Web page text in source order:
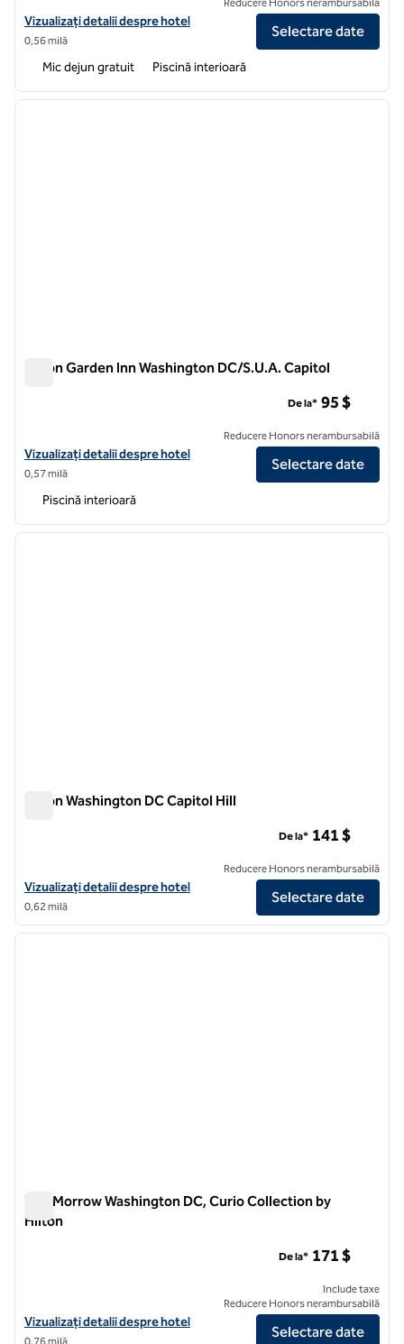
Vizualizați detaliile hotelului pentru Embassy Suites by Hilton
Vizualizați detalii despre hotel
0,56 milă
Reducere Honors nerambursabilă
Selectare date
Mic dejun gratuit Piscină interioară
1 din 12
Hilton Garden Inn Washington DC/S.U.A. Capitol
Vizualizați detaliile hotelului Hilton Garden Inn Washington DC/U.S.
Vizualizați detalii despre hotel
0,57 milă
De la* 95 $
Reducere Honors nerambursabilă
Selectare date
Piscină interioară
1 din 12
Hilton Washington DC Capitol Hill
Vizualizați detaliile hotelului Hilton Washington DC Capitol Hill
Vizualizați detalii despre hotel
0,62 milă
De la* 141 $
Reducere Honors nerambursabilă
Selectare date
1/12
1 din 12
The Morrow Washington DC, Curio Collection by
Hilton
Vizualizați detaliile hotelului pentru The Morrow Washington DC,
Vizualizați detalii despre hotel
0,76 milă
De la* 171 $
Include taxe
Reducere Honors nerambursabilă
Selectare date